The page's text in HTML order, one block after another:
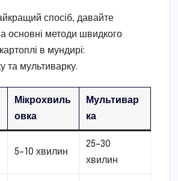
спосіб, давайте
основні методи швидкого
в мундирі:
та мультиварку.
Мікрохвиль
овка
Мультивар
ка
5–10 хвилин
25–30
хвилин